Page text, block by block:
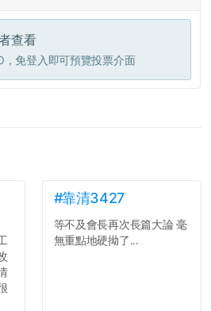
查看
，免登入即可預覽投票介面
#靠清3427
等不及會長再次長篇大論 毫
無重點地硬拗了...